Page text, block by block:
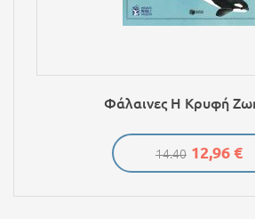
Φάλαινες Η Κρυφή
14.40 12,96 €